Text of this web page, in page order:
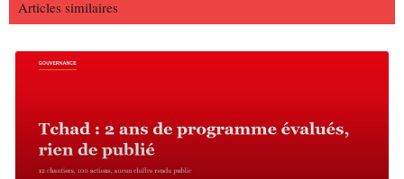
Articles similaires